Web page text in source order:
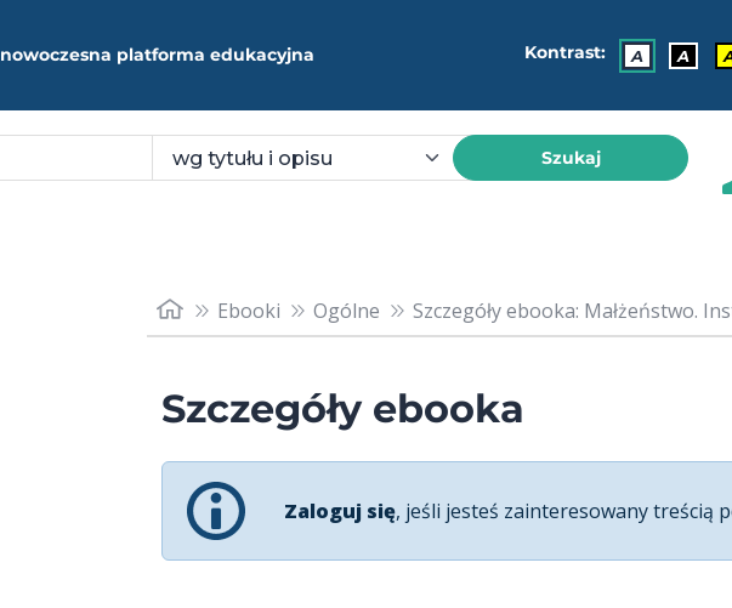
nowoczesna platforma edukacyjna Kontrast: A A
Szukaj
Ebooki Ogólne Szczegóły ebooka: Małżeństwo.
Szczegóły ebooka
Zaloguj się, jeśli jesteś zainteresowany treścią